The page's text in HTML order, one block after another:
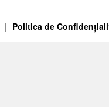
Politica de